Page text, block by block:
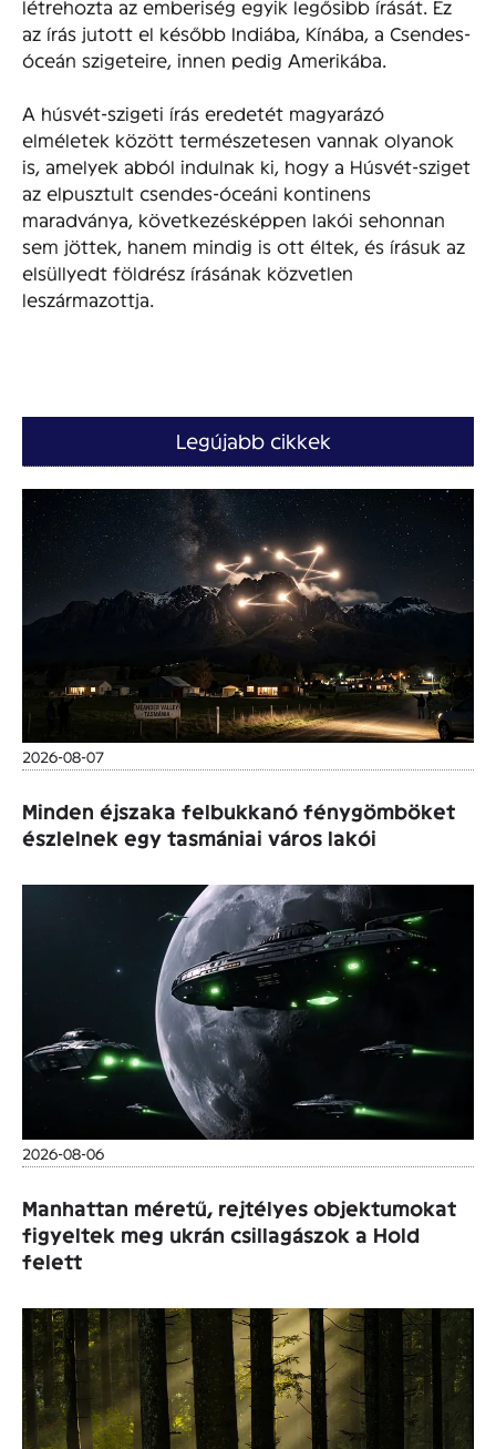
létrehozta az emberiség egyik legősibb írását. Ez
az írás jutott el később Indiába, Kínába, a Csendes-
óceán szigeteire, innen pedig Amerikába.
A húsvét-szigeti írás eredetét magyarázó
elméletek között természetesen vannak olyanok
is, amelyek abból indulnak ki, hogy a Húsvét-sziget
az elpusztult csendes-óceáni kontinens
maradványa, következésképpen lakói sehonnan
sem jöttek, hanem mindig is ott éltek, és írásuk az
elsüllyedt földrész írásának közvetlen
leszármazottja.
Legújabb cikkek
2026-08-07
Minden éjszaka felbukkanó fénygömböket
észlelnek egy tasmániai város lakói
2026-08-06
Manhattan méretű, rejtélyes objektumokat
figyeltek meg ukrán csillagászok a Hold
felett